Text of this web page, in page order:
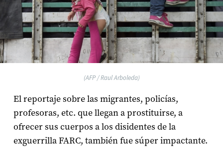
(AFP / Raul Arboleda)
El reportaje sobre las migrantes, policías,
profesoras, etc. que llegan a prostituirse, a
ofrecer sus cuerpos a los disidentes de la
exguerrilla FARC, también fue súper impactante.